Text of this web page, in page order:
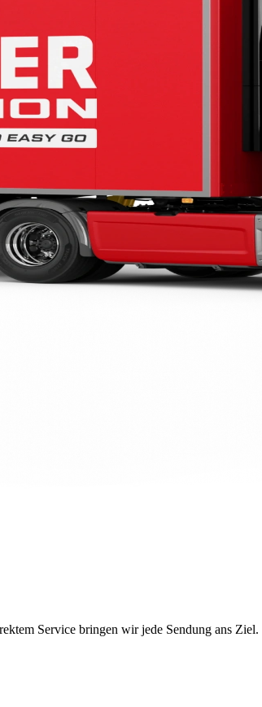
Service bringen wir jede Sendung ans Ziel.